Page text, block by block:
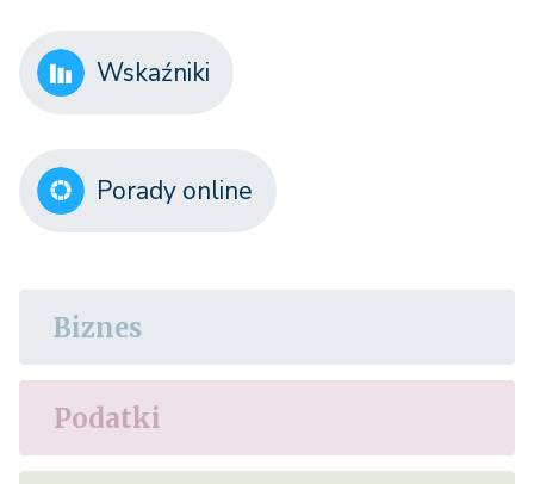
Wskaźniki
Porady online
Biznes
Podatki